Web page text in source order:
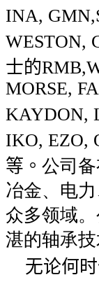
INA,
WESTON,
士的
MORSE,
KAYDON,
IKO, EZO,
等。 公司
冶金、电
众多领域
湛的轴承
无论何时